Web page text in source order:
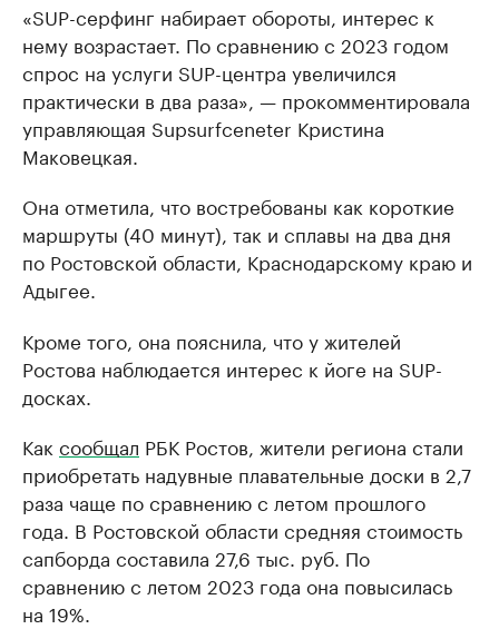
«SUP-серфинг набирает обороты, интерес к
нему возрастает. По сравнению с 2023 годом
спрос на услуги SUP-центра увеличился
практически в два раза», — прокомментировала
управляющая Supsurfceneter Кристина
Маковецкая.
Она отметила, что востребованы как короткие
маршруты (40 минут), так и сплавы на два дня
по Ростовской области, Краснодарскому краю и
Адыгее.
Кроме того, она пояснила, что у жителей
Ростова наблюдается интерес к йоге на SUP-
досках.
Как сообщал РБК Ростов, жители региона стали
приобретать надувные плавательные доски в 2,7
раза чаще по сравнению с летом прошлого
года. В Ростовской области средняя стоимость
сапборда составила 27,6 тыс. руб. По
сравнению с летом 2023 года она повысилась
на 19%.